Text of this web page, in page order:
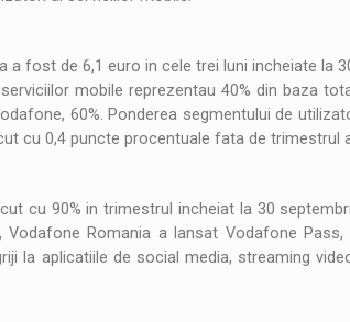
a fost de 6,1 euro in cele trei luni incheiate la
mobile reprezentau 40% din baza
60%. Ponderea segmentului de
cu 0,4 puncte procentuale fata de trimestrul
cu 90% in trimestrul incheiat la 30
Romania a lansat Vodafone
la aplicatiile de social media, streaming